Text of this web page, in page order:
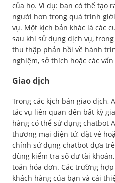
của họ. Ví dụ: bạn có thể tạo
người hơn trong quá trình
vụ. Một kịch bản khác là các
sau khi sử dụng dịch vụ,
thu thập phản hồi về hành
nghiệm, sở thích hoặc các
Giao dịch
Trong các kịch bản giao dịch,
tác vụ liên quan đến bất kỳ
hàng có thể sử dụng chatbot
thương mại điện tử, đặt vé
chính sử dụng chatbot dựa
dùng kiểm tra số dư tài
toán hóa đơn. Các trường
khách hàng của bạn và cải